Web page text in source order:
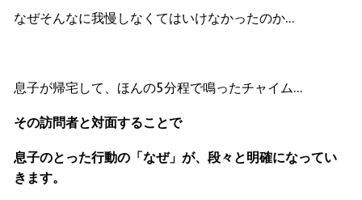
なぜそんなに我慢しなくてはいけなかったのか…
息子が帰宅して、ほんの5分程で鳴ったチャイム…
その訪問者と対面することで
息子のとった行動の「なぜ」が、段々と明確になってい
きます。